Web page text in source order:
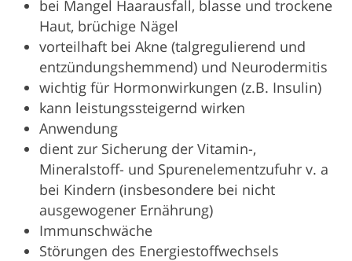
bei Mangel Haarausfall, blasse und trockene
Haut, brüchige Nägel
vorteilhaft bei Akne (talgregulierend und
entzündungshemmend) und Neurodermitis
wichtig für Hormonwirkungen (z.B. Insulin)
kann leistungssteigernd wirken
Anwendung
dient zur Sicherung der Vitamin-,
Mineralstoff- und Spurenelementzufuhr v. a
bei Kindern (insbesondere bei nicht
ausgewogener Ernährung)
Immunschwäche
Störungen des Energiestoffwechsels